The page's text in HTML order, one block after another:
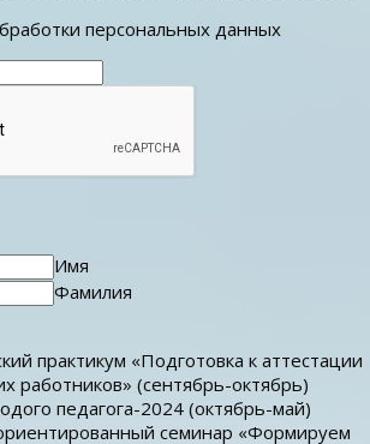
персональных данных
Имя
Фамилия
практикум «Подготовка к аттестации
работников» (сентябрь-октябрь)
педагога-2024 (октябрь-май)
семинар «Формируем